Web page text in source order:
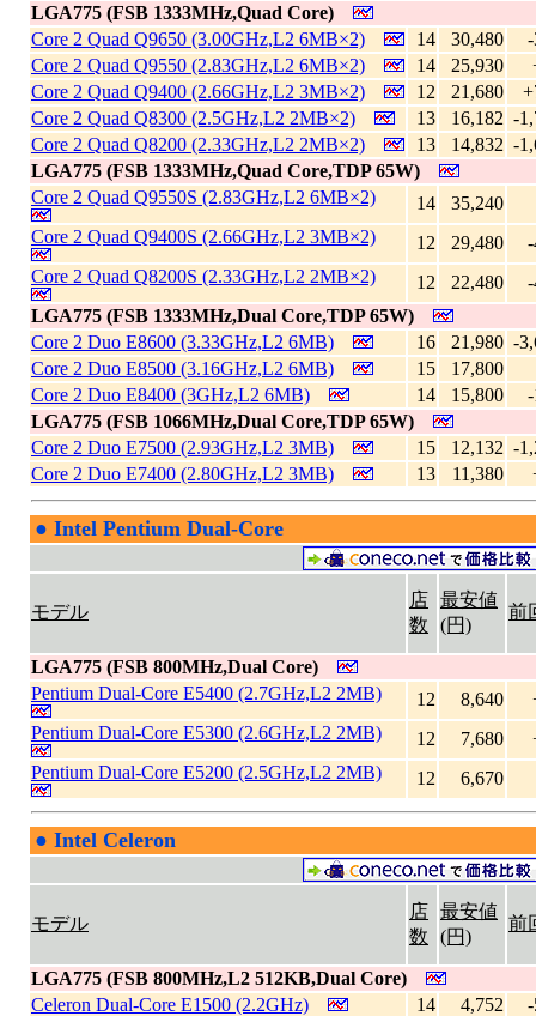
LGA775 (FSB 1333MHz,Quad Core)
Core 2 Quad Q9650 (3.00GHz,L2 6MB×2)
14 30,480
Core 2 Quad Q9550 (2.83GHz,L2 6MB×2)
14 25,930
Core 2 Quad Q9400 (2.66GHz,L2 3MB×2)
12 21,680
Core 2 Quad Q8300 (2.5GHz,L2 2MB×2)
13 16,182 -
Core 2 Quad Q8200 (2.33GHz,L2 2MB×2)
13 14,832 -
LGA775 (FSB 1333MHz,Quad Core,TDP 65W)
Core 2 Quad Q9550S (2.83GHz,L2 6MB×2)
14
35,240
Core 2 Quad Q9400S (2.66GHz,L2 3MB×2)
12 29,480
Core 2 Quad Q8200S (2.33GHz,L2 2MB×2)
12 22,480
LGA775 (FSB 1333MHz,Dual Core,TDP 65W)
Core 2 Duo E8600 (3.33GHz,L2 6MB)
16 21,980 -
Core 2 Duo E8500 (3.16GHz,L2 6MB)
15
17,800
Core 2 Duo E8400 (3GHz,L2 6MB)
14 15,800
LGA775 (FSB 1066MHz,Dual Core,TDP 65W)
Core 2 Duo E7500 (2.93GHz,L2 3MB)
15 12,132 -
Core 2 Duo E7400 (2.80GHz,L2 3MB)
13 11,380
● Intel Pentium Dual-Core
モデル
店
数
最安値
(円)
前
LGA775 (FSB 800MHz,Dual Core)
Pentium Dual-Core E5400 (2.7GHz,L2 2MB)
12 8,640
Pentium Dual-Core E5300 (2.6GHz,L2 2MB)
12 7,680
Pentium Dual-Core E5200 (2.5GHz,L2 2MB)
12 6,670
● Intel Celeron
モデル
店
数
最安値
(円)
前
LGA775 (FSB 800MHz,L2 512KB,Dual Core)
Celeron Dual-Core E1500 (2.2GHz)
14 4,752